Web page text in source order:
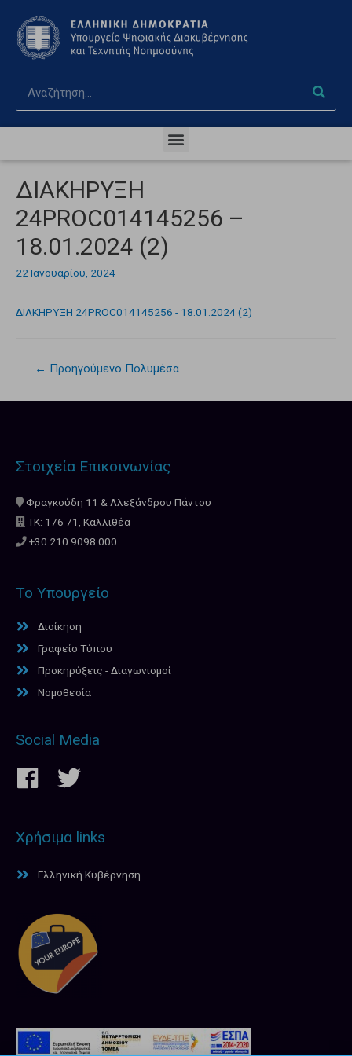
ΔΙΑΚΗΡΥΞΗ
24PROC014145256 –
18.01.2024 (2)
22 Ιανουαρίου, 2024
ΔΙΑΚΗΡΥΞΗ 24PROC014145256 - 18.01.2024 (2)
← Προηγούμενο Πολυμέσα
Στοιχεία Επικοινωνίας
Φραγκούδη 11 & Αλεξάνδρου Πάντου
ΤΚ: 176 71, Καλλιθέα
+30 210.9098.000
Το Υπουργείο
Διοίκηση
Γραφείο Τύπου
Προκηρύξεις - Διαγωνισμοί
Νομοθεσία
Social Media
Χρήσιμα links
Ελληνική Κυβέρνηση